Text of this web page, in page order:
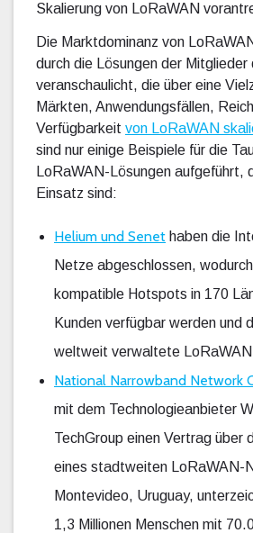
Skalierung von LoRaWAN
Die Marktdominanz von
durch die Lösungen der Mitglieder
veranschaulicht, die über eine
Märkten, Anwendungsfällen,
Verfügbarkeit von LoRaWAN
sind nur einige Beispiele für die
LoRaWAN-Lösungen aufgeführt,
Einsatz sind:
Helium und Senet haben die
Netze abgeschlossen,
kompatible Hotspots in 170
Kunden verfügbar werden und
weltweit verwaltete
National Narrowband Network
mit dem Technologieanbieter
TechGroup einen Vertrag über
eines stadtweiten LoRaWAN-
Montevideo, Uruguay,
1,3 Millionen Menschen mit